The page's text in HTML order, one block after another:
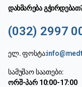
დახმარება
(032) 2997
ელ. ფოსტა:
სამუშაო საათები:
ორშ-პარ 10:00-17:00